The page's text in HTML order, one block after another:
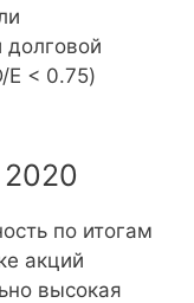
долговой
E < 0.75)
по итогам
акций
высокая